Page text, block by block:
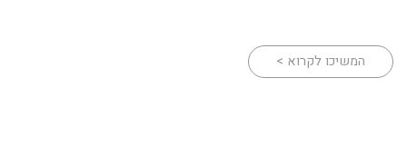
המשיכו לקרוא >